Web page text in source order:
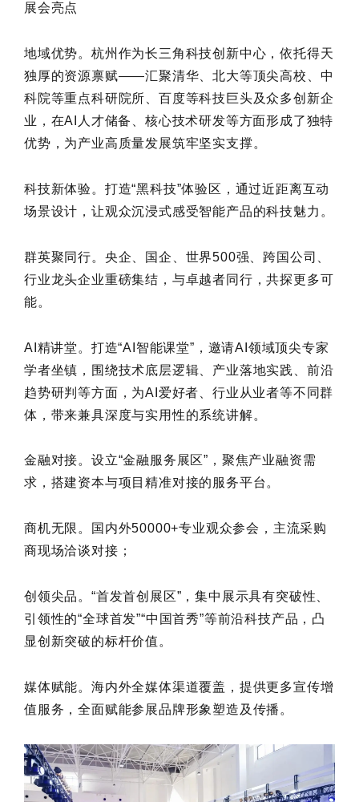
展会亮点
地域优势。杭州作为长三角科技创新中心，依托得天
独厚的资源禀赋——汇聚清华、北大等顶尖高校、中
科院等重点科研院所、百度等科技巨头及众多创新企
业，在AI人才储备、核心技术研发等方面形成了独特
优势，为产业高质量发展筑牢坚实支撑。
科技新体验。打造“黑科技”体验区，通过近距离互动
场景设计，让观众沉浸式感受智能产品的科技魅力。
群英聚同行。央企、国企、世界500强、跨国公司、
行业龙头企业重磅集结，与卓越者同行，共探更多可
能。
AI精讲堂。打造“AI智能课堂”，邀请AI领域顶尖专家
学者坐镇，围绕技术底层逻辑、产业落地实践、前沿
趋势研判等方面，为AI爱好者、行业从业者等不同群
体，带来兼具深度与实用性的系统讲解。
金融对接。设立“金融服务展区”，聚焦产业融资需
求，搭建资本与项目精准对接的服务平台。
商机无限。国内外50000+专业观众参会，主流采购
商现场洽谈对接；
创领尖品。“首发首创展区”，集中展示具有突破性、
引领性的“全球首发”“中国首秀”等前沿科技产品，凸
显创新突破的标杆价值。
媒体赋能。海内外全媒体渠道覆盖，提供更多宣传增
值服务，全面赋能参展品牌形象塑造及传播。